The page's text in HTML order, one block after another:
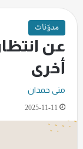
مدوّنات
عن
أخرى
منى حمدان
2025-11-11